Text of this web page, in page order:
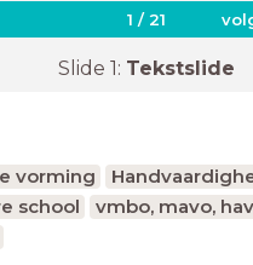
1 /21
Slide 1: Tekstslide
vorming
school
vmbo, mavo,